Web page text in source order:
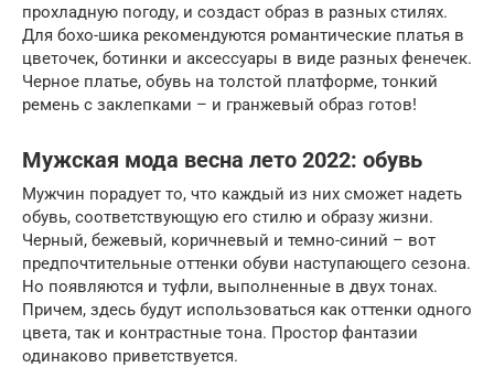
прохладную погоду, и создаст образ в разных стилях.
Для бохо-шика рекомендуются романтические платья в
цветочек, ботинки и аксессуары в виде разных фенечек.
Черное платье, обувь на толстой платформе, тонкий
ремень с заклепками – и гранжевый образ готов!
Мужская мода весна лето 2022: обувь
Мужчин порадует то, что каждый из них сможет надеть
обувь, соответствующую его стилю и образу жизни.
Черный, бежевый, коричневый и темно-синий – вот
предпочтительные оттенки обуви наступающего сезона.
Но появляются и туфли, выполненные в двух тонах.
Причем, здесь будут использоваться как оттенки одного
цвета, так и контрастные тона. Простор фантазии
одинаково приветствуется.